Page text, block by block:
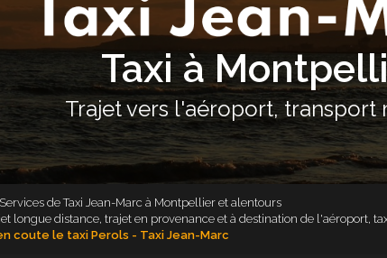
Taxi à
Trajet vers l'aéroport, transport
Services de Taxi Jean-Marc à Montpellier et alentours
longue distance, trajet en provenance et à destination de l'aéroport,
coute le taxi Perols - Taxi Jean-Marc